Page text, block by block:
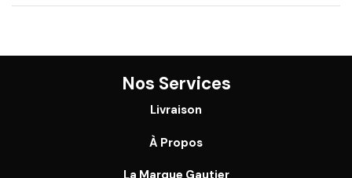
Nos Services
Livraison
À Propos